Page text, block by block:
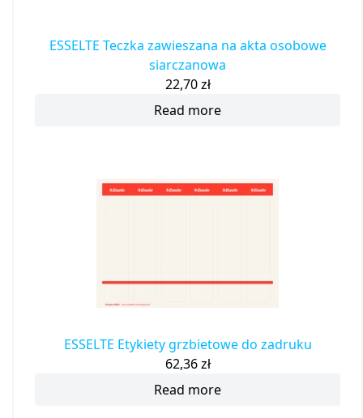
ESSELTE Teczka zawieszana na akta osobowe
siarczanowa
22,70zł
Read more
ESSELTE Etykiety grzbietowe do zadruku
62,36zł
Read more